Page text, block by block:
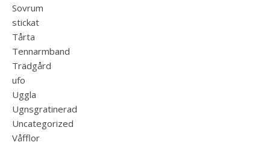
Sovrum
stickat
Tårta
Tennarmband
Trädgård
ufo
Uggla
Ugnsgratinerad
Uncategorized
Våfflor